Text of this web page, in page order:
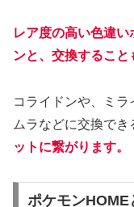
レア度の高い色違
ンと、交換すること
コライドンや、ミ
ムラなどに交換でき
ットに繋がります。
ポケモンHOME